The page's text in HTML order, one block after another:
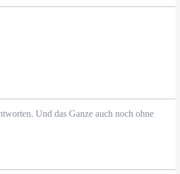
Und das Ganze auch noch ohne